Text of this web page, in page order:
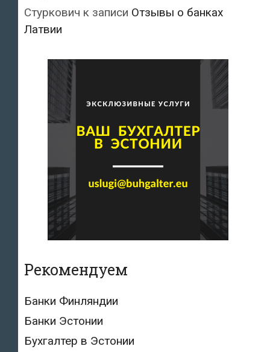
Стуркович к записи Отзывы о банках
Латвии
Рекомендуем
Банки Финляндии
Банки Эстонии
Бухгалтер в Эстонии